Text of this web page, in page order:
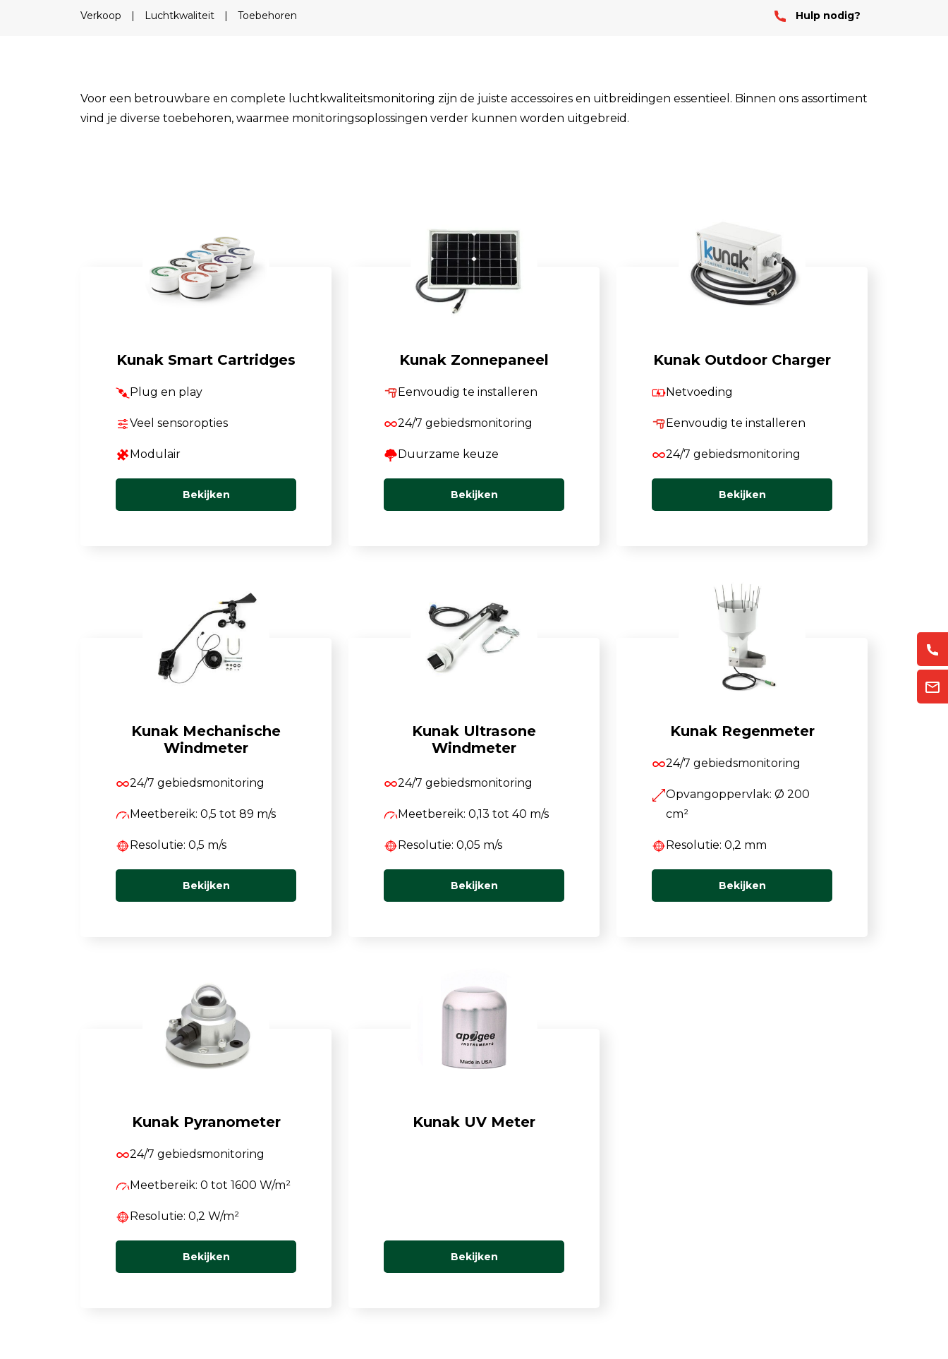
Field Probes
Akoestische camera's
Luchtkwaliteitsmonitoren
Toebehoren
PID-meter
Gaslekdetectie
Binnenklimaatmeter
Hittestressmeter
Stationaire stofmeters
Flowkalibratie
Luchtbemonsteringspomp
Passieve Personal Samplers
Verkoop | Luchtkwaliteit | Toebehoren Hulp nodig?
Voor een betrouwbare en complete luchtkwaliteitsmonitoring zijn de juiste accessoires en uitbreidingen essentieel. Binnen ons assortiment
vind je diverse toebehoren, waarmee monitoringsoplossingen verder kunnen worden uitgebreid.
Kunak Smart Cartridges
Plug en play
Veel sensoropties
Modulair
Bekijken
Kunak Zonnepaneel
Eenvoudig te installeren
24/7 gebiedsmonitoring
Duurzame keuze
Bekijken
Kunak Outdoor Charger
Netvoeding
Eenvoudig te installeren
24/7 gebiedsmonitoring
Bekijken
Kunak Mechanische
Windmeter
24/7 gebiedsmonitoring
Meetbereik: 0,5 tot 89 m/s
Resolutie: 0,5 m/s
Bekijken
Kunak Ultrasone
Windmeter
24/7 gebiedsmonitoring
Meetbereik: 0,13 tot 40 m/s
Resolutie: 0,05 m/s
Bekijken
Kunak Regenmeter
24/7 gebiedsmonitoring
Opvangoppervlak: Ø 200
cm²
Resolutie: 0,2 mm
Bekijken
Kunak Pyranometer
24/7 gebiedsmonitoring
Meetbereik: 0 tot 1600 W/m²
Resolutie: 0,2 W/m²
Bekijken
Kunak UV Meter
Bekijken